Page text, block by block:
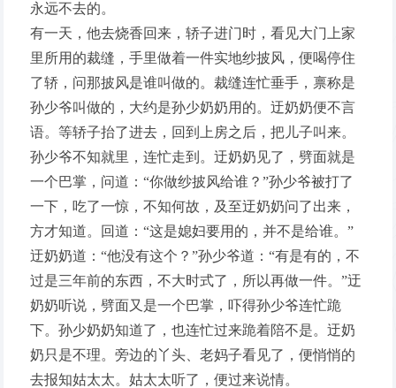
永远不去的。
有一天，他去烧香回来，轿子进门时，看见大门上家
里所用的裁缝，手里做着一件实地纱披风，便喝停住
了轿，问那披风是谁叫做的。裁缝连忙垂手，禀称是
孙少爷叫做的，大约是孙少奶奶用的。迂奶奶便不言
语。等轿子抬了进去，回到上房之后，把儿子叫来。
孙少爷不知就里，连忙走到。迂奶奶见了，劈面就是
一个巴掌，问道：“你做纱披风给谁？”孙少爷被打了
一下，吃了一惊，不知何故，及至迂奶奶问了出来，
方才知道。回道：“这是媳妇要用的，并不是给谁。”
迂奶奶道：“他没有这个？”孙少爷道：“有是有的，不
过是三年前的东西，不大时式了，所以再做一件。”迂
奶奶听说，劈面又是一个巴掌，吓得孙少爷连忙跪
下。孙少奶奶知道了，也连忙过来跪着陪不是。迂奶
奶只是不理。旁边的丫头、老妈子看见了，便悄悄的
去报知姑太太。姑太太听了，便过来说情。